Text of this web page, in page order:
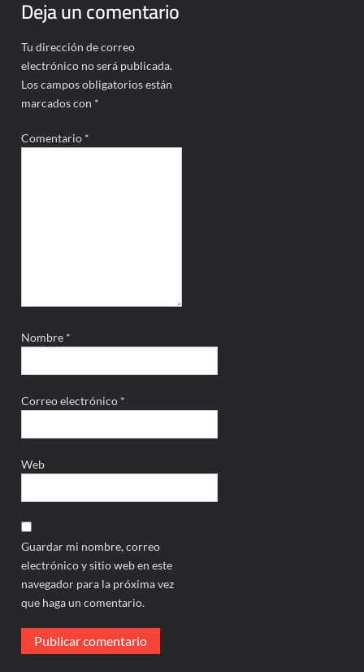
Deja un comentario
Tu dirección de correo
electrónico no será publicada.
Los campos obligatorios están
marcados con *
Comentario *
Nombre *
Correo electrónico *
Web
Guardar mi nombre, correo
electrónico y sitio web en este
navegador para la próxima vez
que haga un comentario.